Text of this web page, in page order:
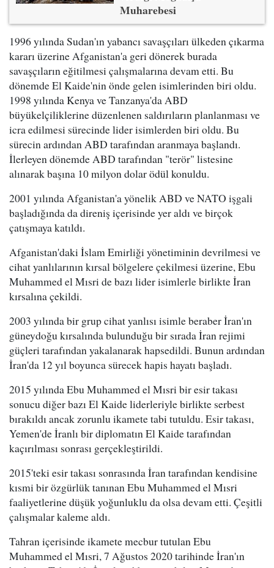
Muharebesi
1996 yılında Sudan'ın yabancı savaşçıları ülkeden çıkarma
kararı üzerine Afganistan'a geri dönerek burada
savaşçıların eğitilmesi çalışmalarına devam etti. Bu
dönemde El Kaide'nin önde gelen isimlerinden biri oldu.
1998 yılında Kenya ve Tanzanya'da ABD
büyükelçiliklerine düzenlenen saldırıların planlanması ve
icra edilmesi sürecinde lider isimlerden biri oldu. Bu
sürecin ardından ABD tarafından aranmaya başlandı.
İlerleyen dönemde ABD tarafından "terör" listesine
alınarak başına 10 milyon dolar ödül konuldu.
2001 yılında Afganistan'a yönelik ABD ve NATO işgali
başladığında da direniş içerisinde yer aldı ve birçok
çatışmaya katıldı.
Afganistan'daki İslam Emirliği yönetiminin devrilmesi ve
cihat yanlılarının kırsal bölgelere çekilmesi üzerine, Ebu
Muhammed el Mısri de bazı lider isimlerle birlikte İran
kırsalına çekildi.
2003 yılında bir grup cihat yanlısı isimle beraber İran'ın
güneydoğu kırsalında bulunduğu bir sırada İran rejimi
güçleri tarafından yakalanarak hapsedildi. Bunun ardından
İran'da 12 yıl boyunca sürecek hapis hayatı başladı.
2015 yılında Ebu Muhammed el Mısri bir esir takası
sonucu diğer bazı El Kaide liderleriyle birlikte serbest
bırakıldı ancak zorunlu ikamete tabi tutuldu. Esir takası,
Yemen'de İranlı bir diplomatın El Kaide tarafından
kaçırılması sonrası gerçekleştirildi.
2015'teki esir takası sonrasında İran tarafından kendisine
kısmi bir özgürlük tanınan Ebu Muhammed el Mısri
faaliyetlerine düşük yoğunluklu da olsa devam etti. Çeşitli
çalışmalar kaleme aldı.
Tahran içerisinde ikamete mecbur tutulan Ebu
Muhammed el Mısri, 7 Ağustos 2020 tarihinde İran'ın